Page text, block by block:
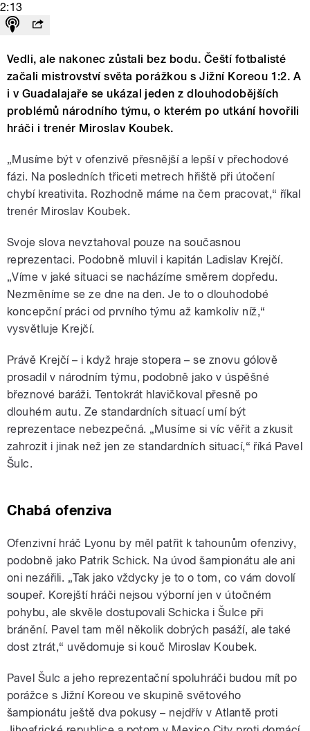
2:13
Vedli, ale nakonec zůstali bez bodu. Čeští fotbalisté
začali mistrovství světa porážkou s Jižní Koreou 1:2. A
i v Guadalajaře se ukázal jeden z dlouhodobějších
problémů národního týmu, o kterém po utkání hovořili
hráči i trenér Miroslav Koubek.
„Musíme být v ofenzivě přesnější a lepší v přechodové
fázi. Na posledních třiceti metrech hřiště při útočení
chybí kreativita. Rozhodně máme na čem pracovat,“ říkal
trenér Miroslav Koubek.
Svoje slova nevztahoval pouze na současnou
reprezentaci. Podobně mluvil i kapitán Ladislav Krejčí.
„Víme v jaké situaci se nacházíme směrem dopředu.
Nezměníme se ze dne na den. Je to o dlouhodobé
koncepční práci od prvního týmu až kamkoliv níž,“
vysvětluje Krejčí.
Právě Krejčí – i když hraje stopera – se znovu gólově
prosadil v národním týmu, podobně jako v úspěšné
březnové baráži. Tentokrát hlavičkoval přesně po
dlouhém autu. Ze standardních situací umí být
reprezentace nebezpečná. „Musíme si víc věřit a zkusit
zahrozit i jinak než jen ze standardních situací,“ říká Pavel
Šulc.
Chabá ofenziva
Ofenzivní hráč Lyonu by měl patřit k tahounům ofenzivy,
podobně jako Patrik Schick. Na úvod šampionátu ale ani
oni nezářili. „Tak jako vždycky je to o tom, co vám dovolí
soupeř. Korejští hráči nejsou výborní jen v útočném
pohybu, ale skvěle dostupovali Schicka i Šulce při
bránění. Pavel tam měl několik dobrých pasáží, ale také
dost ztrát,“ uvědomuje si kouč Miroslav Koubek.
Pavel Šulc a jeho reprezentační spoluhráči budou mít po
porážce s Jižní Koreou ve skupině světového
šampionátu ještě dva pokusy – nejdřív v Atlantě proti